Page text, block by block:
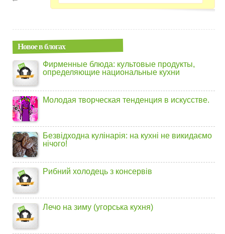
Новое в блогах
Фирменные блюда: культовые продукты,
определяющие национальные кухни
Молодая творческая тенденция в искусстве.
Безвідходна кулінарія: на кухні не викидаємо
нічого!
Рибний холодець з консервів
Лечо на зиму (угорська кухня)